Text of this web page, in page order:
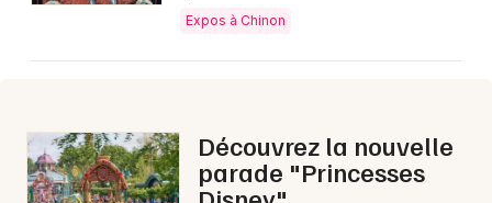
Expos à Chinon
Découvrez la nouvelle
parade "Princesses